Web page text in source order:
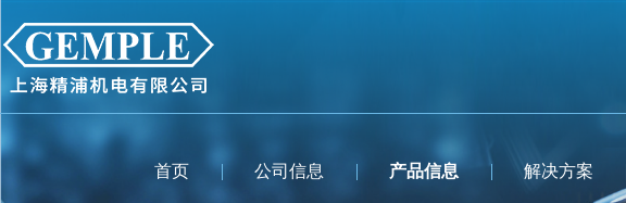
首页 公司信息 产品信息 解决方案